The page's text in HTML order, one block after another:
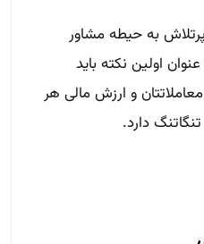
پرتلاش به حیطه مشاور
اولین نکته باید
و ارزش مالی هر
دارد.